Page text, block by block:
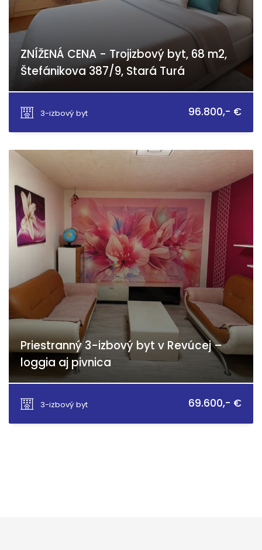
ZNÍŽENÁ CENA - Trojizbový byt, 68 m2,
Štefánikova 387/9, Stará Turá
3-izbový byt
96.800,- €
Priestranný 3-izbový byt v Revúcej –
loggia aj pivnica
3-izbový byt
69.600,- €